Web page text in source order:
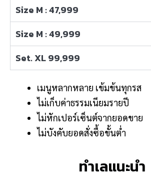
Size M : 47,999
Size M : 49,999
Set. XL 99,999
เมนูหลากหลาย เข้มข้นทุกรส
ไม่เก็บค่าธรรมเนียมรายปี
ไม่หักเปอร์เซ็นต์จากยอดขาย
ไม่บังคับยอดสั่งซื้อขั้นต่ำ
ทำเลแนะนำ